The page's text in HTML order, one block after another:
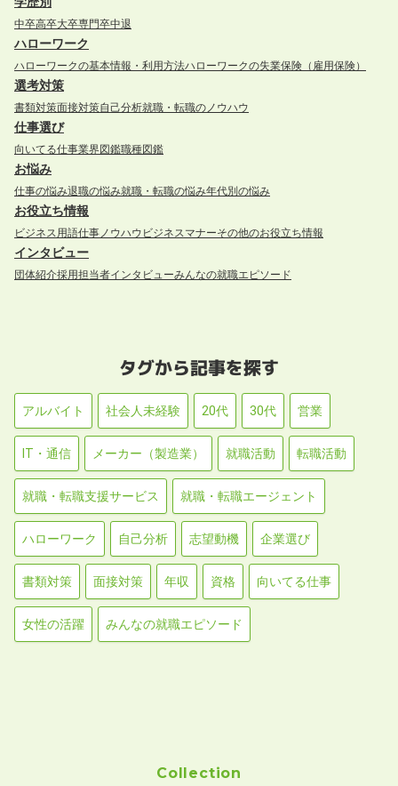
中卒高卒大卒専門卒中退
ハローワーク
ハローワークの基本情報・利用方法ハローワークの失業保険（雇用保険）
選考対策
書類対策面接対策自己分析就職・転職のノウハウ
仕事選び
向いてる仕事業界図鑑職種図鑑
お悩み
仕事の悩み退職の悩み就職・転職の悩み年代別の悩み
お役立ち情報
ビジネス用語仕事ノウハウ ビジネスマナーその他のお役立ち情報
インタビュー
団体紹介採用担当者インタビューみんなの就職エピソード
タグから記事を探す
アルバイト 社会人未経験 20代 30代 営業
IT・通信 メーカー（製造業） 就職活動 転職活動
就職・転職支援サービス 就職・転職エージェント
ハローワーク 自己分析 志望動機 企業選び
書類対策 面接対策 年収 資格 向いてる仕事
女性の活躍 みんなの就職エピソード
Collection